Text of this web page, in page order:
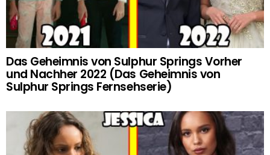
Das Geheimnis von Sulphur Springs Vorher
und Nachher 2022 (Das Geheimnis von
Sulphur Springs Fernsehserie)